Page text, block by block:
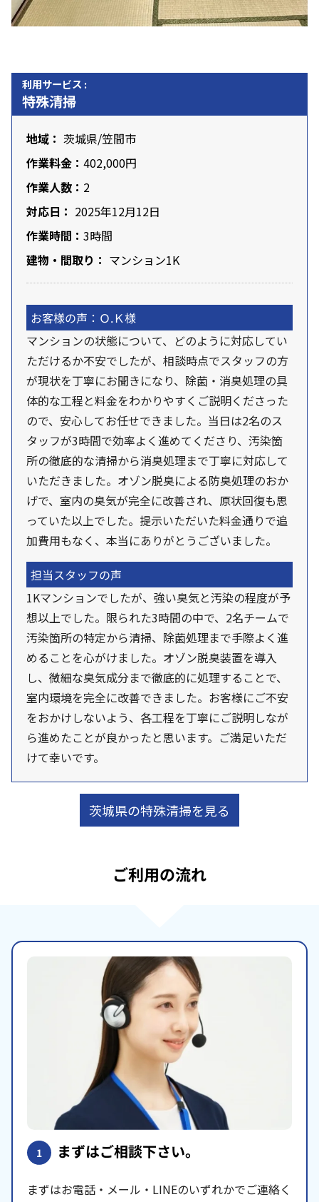
利用サービス :
特殊清掃
地域： 茨城県/笠間市
作業料金： 402,000円
作業人数： 2
対応日： 2025年12月12日
作業時間： 3時間
建物・間取り： マンション1K
お客様の声：Ｏ.Ｋ様
マンションの状態について、どのように対応してい
ただけるか不安でしたが、相談時点でスタッフの方
が現状を丁寧にお聞きになり、除菌・消臭処理の具
体的な工程と料金をわかりやすくご説明くださった
ので、安心してお任せできました。当日は2名のス
タッフが3時間で効率よく進めてくださり、汚染箇
所の徹底的な清掃から消臭処理まで丁寧に対応して
いただきました。オゾン脱臭による防臭処理のおか
げで、室内の臭気が完全に改善され、原状回復も思
っていた以上でした。提示いただいた料金通りで追
加費用もなく、本当にありがとうございました。
担当スタッフの声
1Kマンションでしたが、強い臭気と汚染の程度が予
想以上でした。限られた3時間の中で、2名チームで
汚染箇所の特定から清掃、除菌処理まで手際よく進
めることを心がけました。オゾン脱臭装置を導入
し、微細な臭気成分まで徹底的に処理することで、
室内環境を完全に改善できました。お客様にご不安
をおかけしないよう、各工程を丁寧にご説明しなが
ら進めたことが良かったと思います。ご満足いただ
けて幸いです。
茨城県の特殊清掃を見る
ご利用の流れ
1 まずはご相談下さい。
まずはお電話・メール・LINEのいずれかでご連絡く